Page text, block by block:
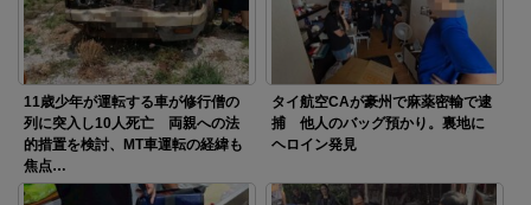
11歳少年が運転する車が修行僧の
列に突入し10人死亡 両親への法
的措置を検討、MT車運転の経緯も
焦点…
タイ航空CAが豪州で麻薬密輸で逮
捕 他人のバッグ預かり。裏地に
ヘロイン発見